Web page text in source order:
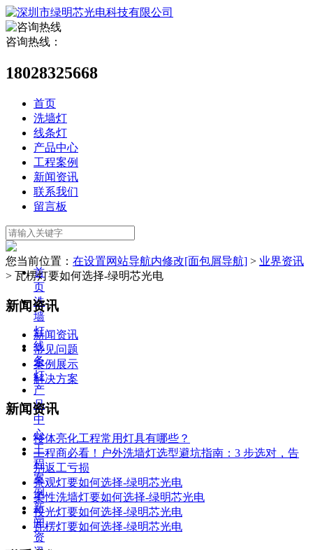
咨询热线：
18028325668
首页
洗墙灯
线条灯
产品中心
工程案例
新闻资讯
联系我们
留言板
首
页
洗
墙
灯
线
条
灯
产
品
中
心
工
程
案
例
新
闻
资
您当前位置： 在设置网站导航内修改[面包屑导航] > 业界资讯
> 瓦楞灯要如何选择-绿明芯光电
新闻资讯
新闻资讯
常见问题
案例展示
解决方案
新闻资讯
楼体亮化工程常用灯具有哪些？
工程商必看！户外洗墙灯选型避坑指南：3 步选对，告
别返工亏损
景观灯要如何选择-绿明芯光电
柔性洗墙灯要如何选择-绿明芯光电
投光灯要如何选择-绿明芯光电
瓦楞灯要如何选择-绿明芯光电